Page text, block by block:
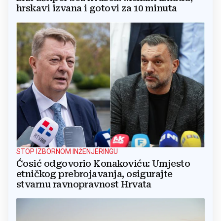
hrskavi izvana i gotovi za 10 minuta
STOP IZBORNOM INŽENJERINGU
Ćosić odgovorio Konakoviću: Umjesto
etničkog prebrojavanja, osigurajte
stvarnu ravnopravnost Hrvata